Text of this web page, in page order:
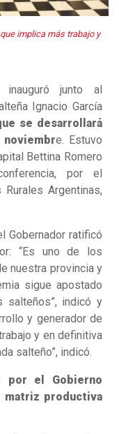
implica más trabajo y
inauguró junto al
Ignacio García
se desarrollará
e. Estuvo
Bettina Romero
por el
Argentinas,
Gobernador ratificó
“Es uno de los
nuestra provincia y
sigue apostado
salteños”, indicó y
y generador de
y en definitiva
salteño”, indicó.
por el Gobierno
matriz productiva